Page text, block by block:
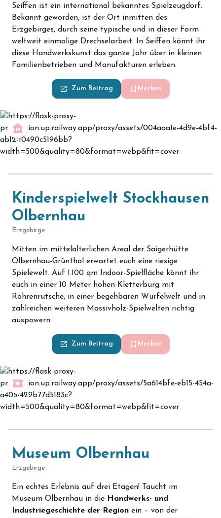
Seiffen ist ein international bekanntes Spielzeugdorf.
Bekannt geworden, ist der Ort inmitten des
Erzgebirges, durch seine typische und in dieser Form
weltweit einmalige Drechselarbeit. In Seiffen könnt ihr
diese Handwerkskunst das ganze Jahr über in kleinen
Familienbetrieben und Manufakturen erleben.
launch Zum Beitrag bookmark_add Merken
museum
Kinderspielwelt Stockhausen
Olbernhau
Erzgebirge
Mitten im mittelalterlichen Areal der Saigerhütte
Olbernhau-Grünthal erwartet euch eine riesige
Spielewelt. Auf 1.100 qm Indoor-Spielfläche könnt ihr
euch in einer 10 Meter hohen Kletterburg mit
Röhrenrutsche, in einer begehbaren Würfelwelt und in
zahlreichen weiteren Massivholz-Spielwelten richtig
auspowern.
launch Zum Beitrag bookmark_add Merken
local_play
Museum Olbernhau
Erzgebirge
Ein echtes Erlebnis auf drei Etagen! Taucht im
Museum Olbernhau in die Handwerks- und
Industriegeschichte der Region ein – von der